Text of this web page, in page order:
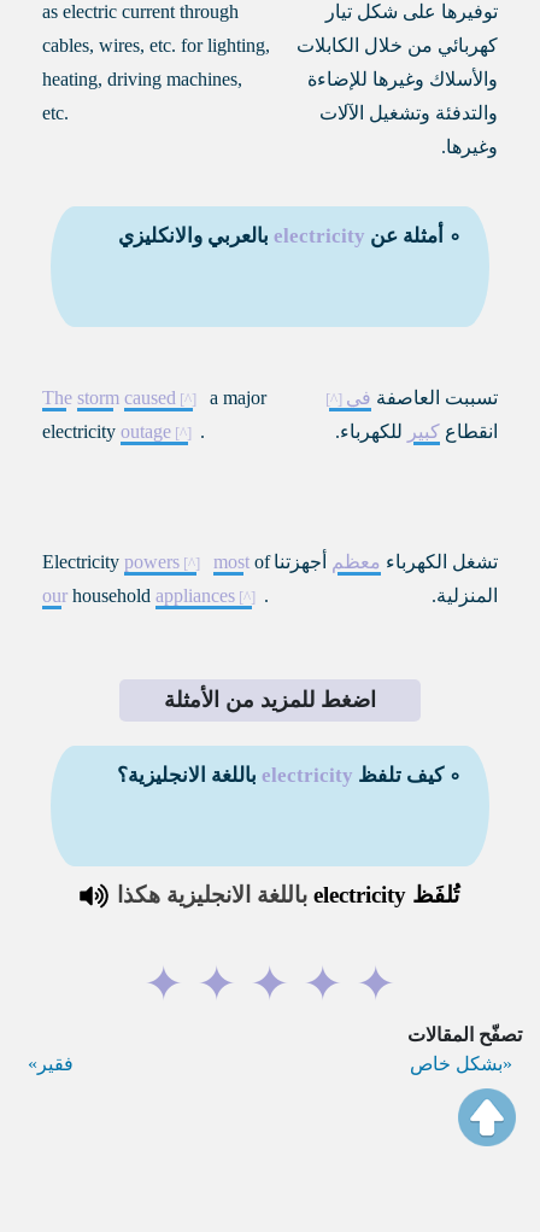
توفيرها على شكل تيار
كهربائي من خلال الكابلات
والأسلاك وغيرها للإضاءة
والتدفئة وتشغيل الآلات
وغيرها.
as electric current through
cables, wires, etc. for lighting,
heating, driving machines,
etc.
∘ أمثلة عن electricity بالعربي والانكليزي
تسببت العاصفة في
انقطاع كبير للكهرباء.
The storm caused
a major
electricity outage .
تشغل الكهرباء معظم
أجهزتنا
المنزلية.
Electricity powers most of
our household appliances .
اضغط للمزيد من الأمثلة
∘ كيف تلفظ electricity باللغة الانجليزية؟
تُلفَظelectricity باللغة الانجليزية هكذا
✦
✦
✦
✦
✦
تصفّح المقالات
بشكل خاص
فقير